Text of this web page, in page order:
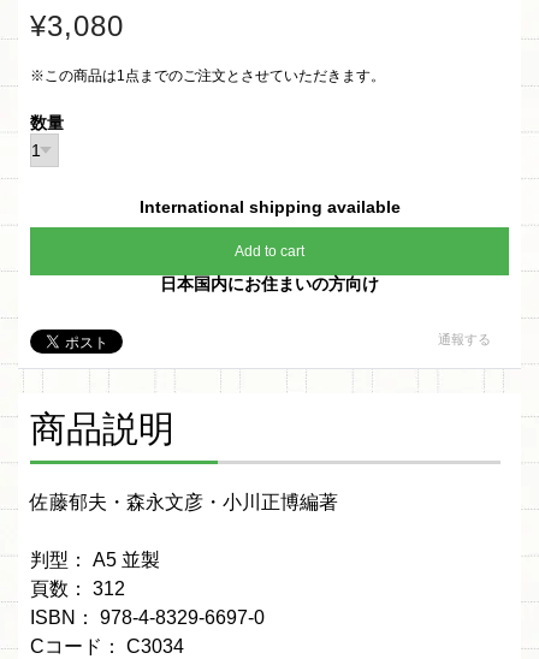
¥3,080
※この商品は1点までのご注文とさせていただきます。
数量
International shipping available
Add to cart
日本国内にお住まいの方向け
通報する
商品説明
佐藤郁夫・森永文彦・小川正博編著
判型： A5 並製
頁数： 312
ISBN： 978-4-8329-6697-0
Cコード： C3034